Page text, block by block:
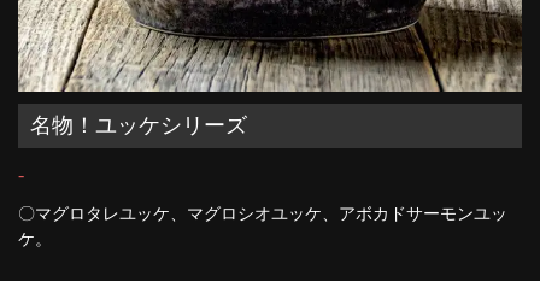
名物！ユッケシリーズ
-
〇マグロタレユッケ、マグロシオユッケ、アボカドサーモンユッ
ケ。